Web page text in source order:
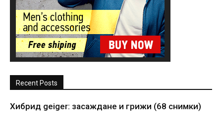
Recent Posts
Хибрид geiger: засаждане и грижи (68 снимки)